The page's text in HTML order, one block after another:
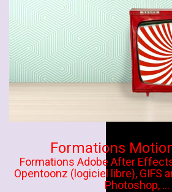
Formations
Formations Adobe After
Opentoonz (logiciel libre), GIFS
Photoshop, ...